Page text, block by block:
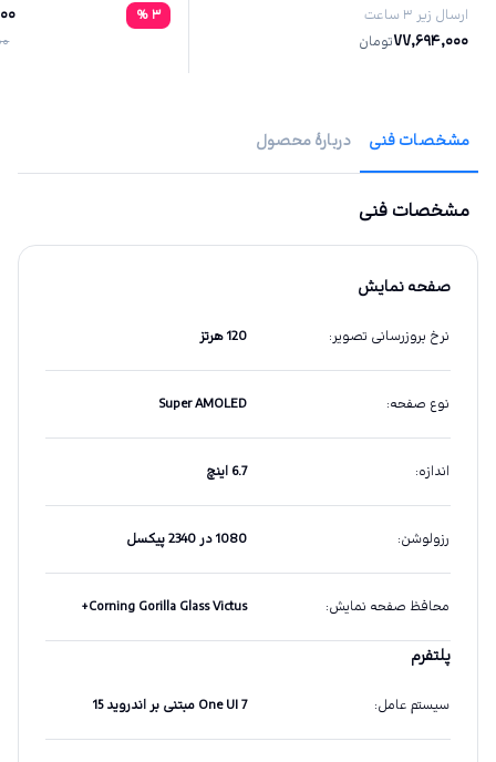
ارسال زیر ۳ ساعت
77,694,000تومان
3
%
مشخصات فنی دربارهٔ محصول
مشخصات فنی
صفحه نمایش
نرخ بروزرسانی تصویر: 120 هرتز
نوع صفحه:
Super AMOLED
اندازه: 6.7 اینچ
رزولوشن: 1080 در 2340 پیکسل
محافظ صفحه نمایش:
Corning Gorilla Glass Victus+
پلتفرم
سیستم عامل: One UI 7 مبتنی بر اندروید 15